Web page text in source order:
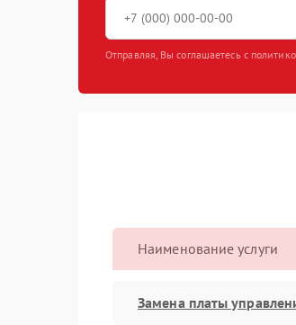
Отправляя, Вы соглашаетесь с
Наименование услуги
Замена платы